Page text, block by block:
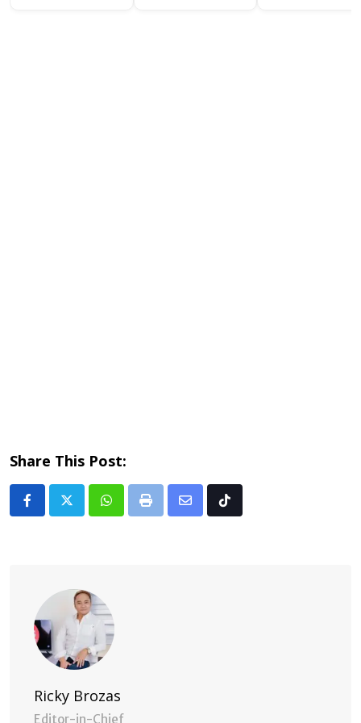
Share This Post:
Whatsapp
Print
Share Tiktok
Ricky Brozas
Editor-in-Chief